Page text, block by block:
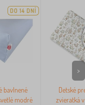
DO 14 DNÍ
bavlnené
modré
Detské
zvieratká
>